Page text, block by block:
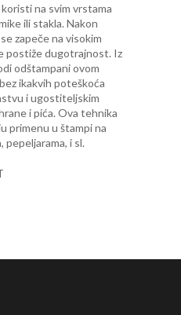
na svim vrstama
ili stakla. Nakon
zapeče na visokim
postiže dugotrajnost. Iz
odštampani ovom
ikakvih poteškoća
i ugostiteljskim
i pića. Ova tehnika
primenu u štampi na
pepeljarama, i sl.